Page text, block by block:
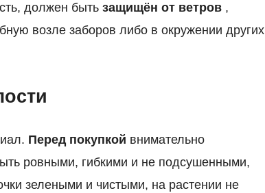
должен быть защищён от ветров ,
возле заборов либо в окружении других
Перед покупкой внимательно
ровными, гибкими и не подсушенными,
зелеными и чистыми, на растении не